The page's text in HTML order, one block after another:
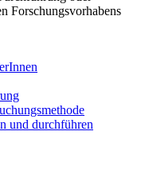
Forschungsvorhabens
und durchführen